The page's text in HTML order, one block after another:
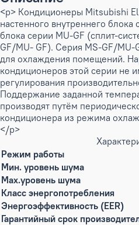
<p> Кондиционеры Mitsubishi
настенного внутреннего
блока серии MU-GF (сплит-
GF/MU- GF). Серия MS-GF/MU-
для охлаждения помещений.
кондиционеров этой серии не
регулирования
Поддержание заданной
производят путём
кондиционера из режима
</p>
Режим работы
Мин. уровень шума
Max.уровень шума
Класс энергопотребления
Энергоэффективность (EER)
Гарантийный срок